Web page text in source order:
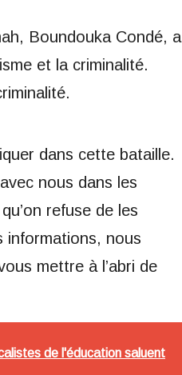
Boundouka Condé, a
et la criminalité.
dans cette bataille.
nous dans les
refuse de les
informations, nous
mettre à l’abri de
de l'éducation saluent